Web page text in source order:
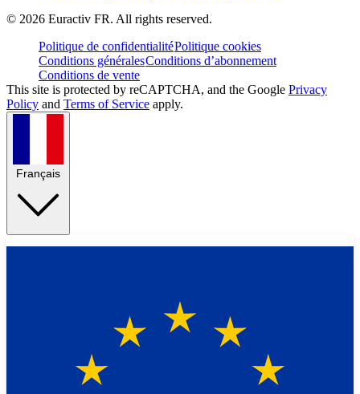
© 2026 Euractiv FR. All rights reserved.
Politique de confidentialitéPolitique cookies
Conditions généralesConditions d’abonnement
Conditions de vente
This site is protected by reCAPTCHA, and the Google Privacy
Policy and Terms of Service apply.
Français